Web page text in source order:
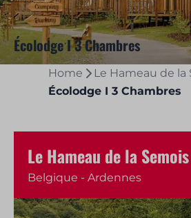
Écolodge I 3 Chambres
Home
Le Hameau de la
Écolodge I 3 Chambres
Le Hameau de la Semois
Belgique - Ardennes